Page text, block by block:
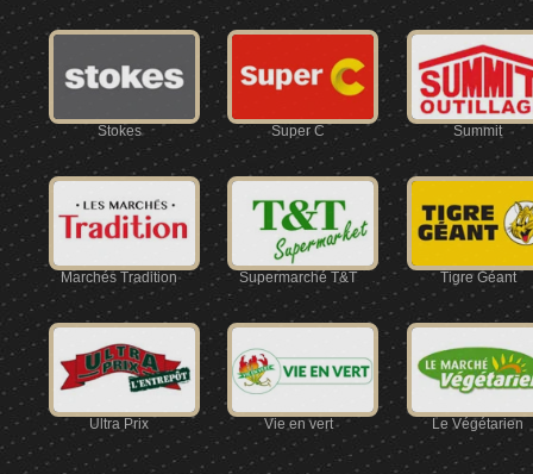
Stokes Super C Summit
Marchés Tradition Supermarché T&T Tigre Géant
Ultra Prix Vie en vert Le Végétarien